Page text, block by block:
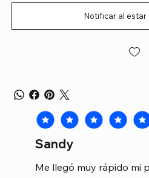
Notificar al estar
la calificación promedio
Sandy
Me llegó muy rápido mi